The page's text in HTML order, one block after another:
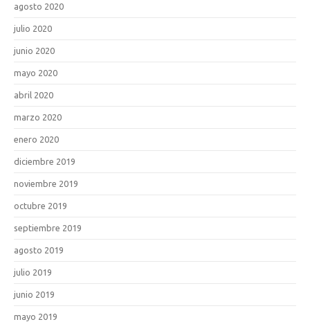
agosto 2020
julio 2020
junio 2020
mayo 2020
abril 2020
marzo 2020
enero 2020
diciembre 2019
noviembre 2019
octubre 2019
septiembre 2019
agosto 2019
julio 2019
junio 2019
mayo 2019